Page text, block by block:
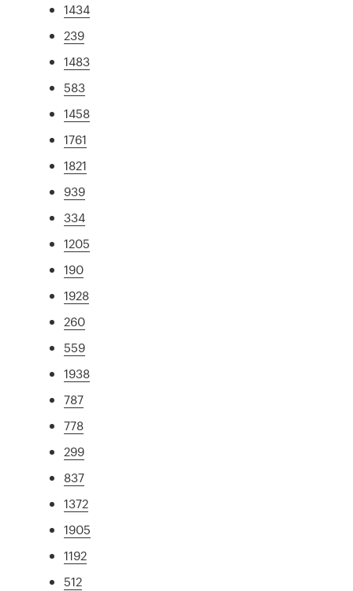
1434
239
1483
583
1458
1761
1821
939
334
1205
190
1928
260
559
1938
787
778
299
837
1372
1905
1192
512